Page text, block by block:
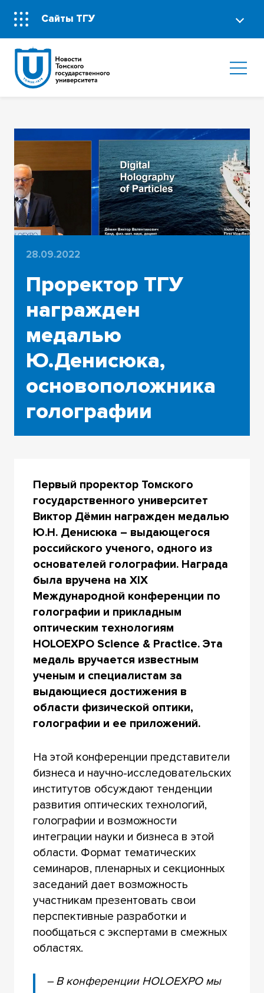
Сайты ТГУ
28.09.2022
Проректор ТГУ
награжден
медалью
Ю.Денисюка,
основоположника
голографии
Первый проректор Томского
государственного университет
Виктор Дёмин награжден медалью
Ю.Н. Денисюка – выдающегося
российского ученого, одного из
основателей голографии. Награда
была вручена на XIX
Международной конференции по
голографии и прикладным
оптическим технологиям
HOLOEXPO Science & Practice. Эта
медаль вручается известным
ученым и специалистам за
выдающиеся достижения в
области физической оптики,
голографии и ее приложений.
На этой конференции представители
бизнеса и научно-исследовательских
институтов обсуждают тенденции
развития оптических технологий,
голографии и возможности
интеграции науки и бизнеса в этой
области. Формат тематических
семинаров, пленарных и секционных
заседаний дает возможность
участникам презентовать свои
перспективные разработки и
пообщаться с экспертами в смежных
областях.
– В конференции HOLOEXPO мы